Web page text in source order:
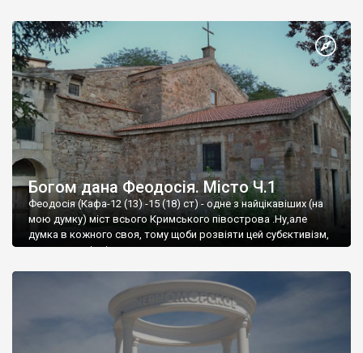
Богом дана Феодосія. Місто Ч.1
Феодосія (Кафа-12 (13) -15 (18) ст) - одне з найцікавіших (на
мою думку) міст всього Кримського півострова .Ну,але
думка в кожного своя, тому щоби розвіяти цей субєктивізм,
запрошую відвідати це